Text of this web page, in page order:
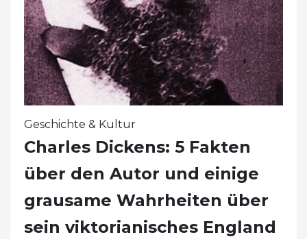
Geschichte & Kultur
Charles Dickens: 5 Fakten
über den Autor und einige
grausame Wahrheiten über
sein viktorianisches England